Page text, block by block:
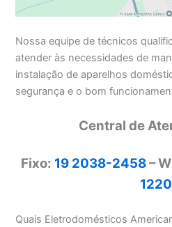
Nossa equipe de técnicos
atender às necessidades de
instalação de aparelhos
segurança e o bom
Central de
Fixo: 19 2038-2458–
1220
Quais Eletrodomésticos